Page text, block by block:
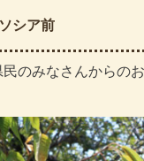
シア前
民のみなさんからの